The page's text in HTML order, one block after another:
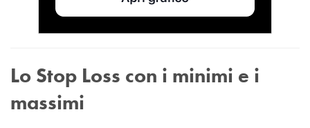
Lo Stop Loss con i minimi e i
massimi